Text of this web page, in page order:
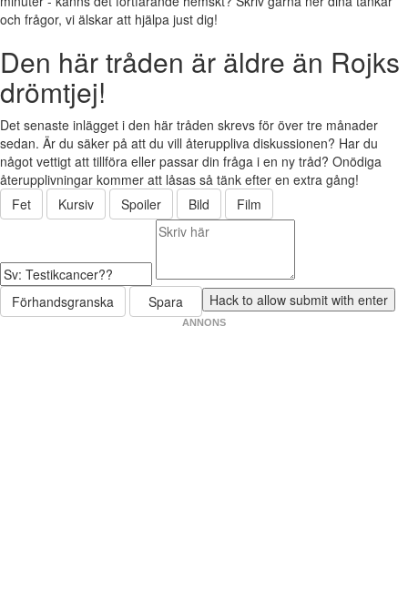
och frågor, vi älskar att hjälpa just dig!
Den här tråden är äldre än Rojks
drömtjej!
Det senaste inlägget i den här tråden skrevs för över tre månader
sedan. Är du säker på att du vill återuppliva diskussionen? Har du
något vettigt att tillföra eller passar din fråga i en ny tråd? Onödiga
återupplivningar kommer att låsas så tänk efter en extra gång!
Fet
Kursiv Spoiler Bild Film
Förhandsgranska Spara
ANNONS